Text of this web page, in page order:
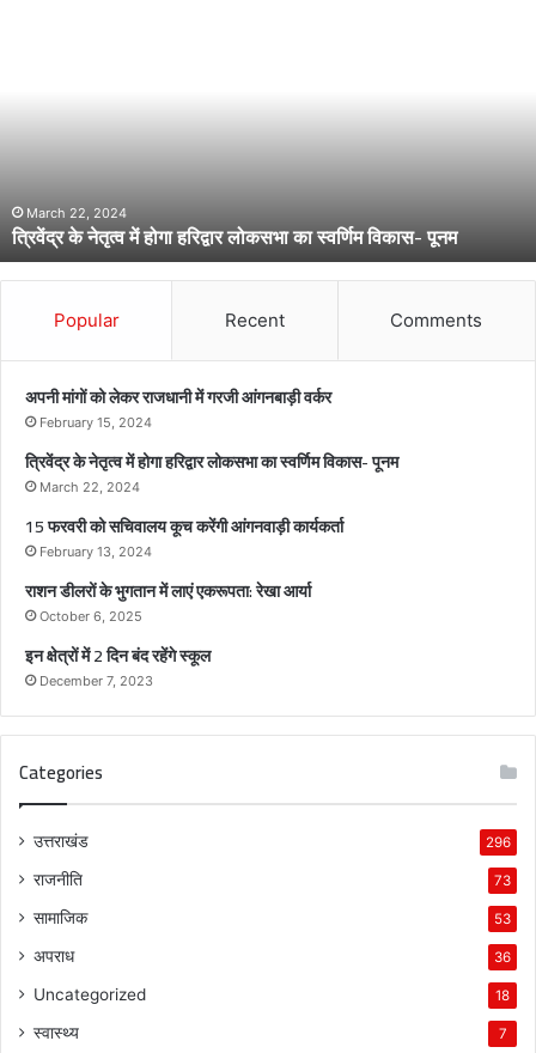
गा
ह
रि
लो
म
March 22, 2024
त्रिवेंद्र के नेतृत्व में होगा हरिद्वार लोकसभा का स्वर्णिम विकास- पूनम
Popular Recent Comments
अपनी मांगों को लेकर राजधानी में गरजी आंगनबाड़ी वर्कर
February 15, 2024
त्रिवेंद्र के नेतृत्व में होगा हरिद्वार लोकसभा का स्वर्णिम विकास- पूनम
March 22, 2024
15 फरवरी को सचिवालय कूच करेंगी आंगनवाड़ी कार्यकर्ता
February 13, 2024
राशन डीलरों के भुगतान में लाएं एकरूपता: रेखा आर्या
October 6, 2025
इन क्षेत्रों में 2 दिन बंद रहेंगे स्कूल
December 7, 2023
Categories
उत्तराखंड 296
राजनीति 73
सामाजिक 53
अपराध 36
Uncategorized 18
स्वास्थ्य 7